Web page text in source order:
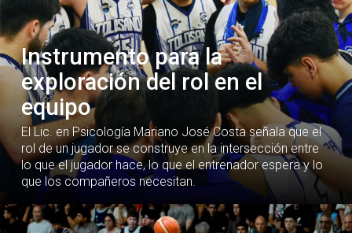
Instrumento para la
exploración del rol en el
equipo
El Lic. en Psicología Mariano José Costa señala que el
rol de un jugador se construye en la intersección entre
lo que el jugador hace, lo que el entrenador espera y lo
que los compañeros necesitan.